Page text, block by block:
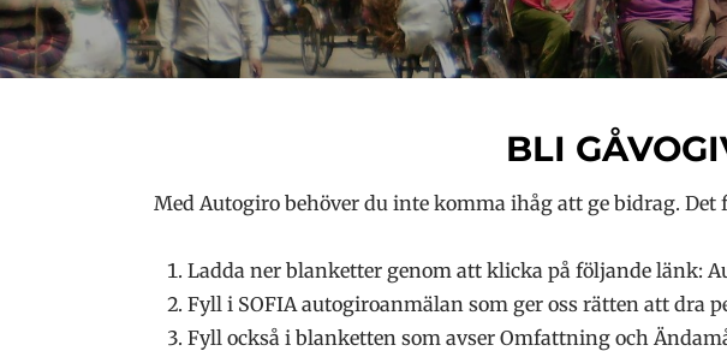
BLI
Med Autogiro behöver du inte komma ihåg att ge bidrag.
Ladda ner blanketter genom att klicka på följande länk:
Fyll i SOFIA autogiroanmälan som ger oss rätten att dra
Fyll också i blanketten som avser Omfattning och